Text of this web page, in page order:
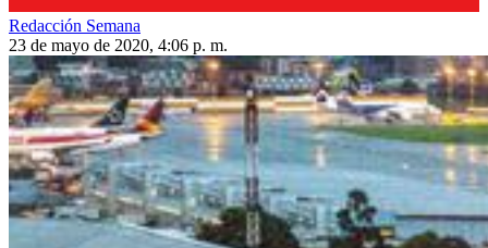
Redacción Semana
23 de mayo de 2020, 4:06 p. m.